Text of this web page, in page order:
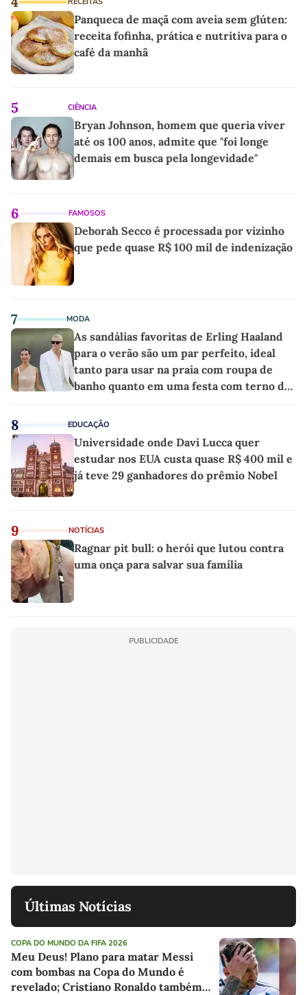
Panqueca de maçã com aveia sem glúten:
receita fofinha, prática e nutritiva para o
café da manhã
5 CIÊNCIA
Bryan Johnson, homem que queria viver
até os 100 anos, admite que "foi longe
demais em busca pela longevidade"
6 FAMOSOS
Deborah Secco é processada por vizinho
que pede quase R$ 100 mil de indenização
7 MODA
As sandálias favoritas de Erling Haaland
para o verão são um par perfeito, ideal
tanto para usar na praia com roupa de
banho quanto em uma festa com terno de
8 EDUCAÇÃO
Universidade onde Davi Lucca quer
estudar nos EUA custa quase R$ 400 mil e
já teve 29 ganhadores do prêmio Nobel
9 NOTÍCIAS
Ragnar pit bull: o herói que lutou contra
uma onça para salvar sua família
PUBLICIDADE
Últimas Notícias
COPA DO MUNDO DA FIFA 2026
Meu Deus! Plano para matar Messi
com bombas na Copa do Mundo é
revelado; Cristiano Ronaldo também